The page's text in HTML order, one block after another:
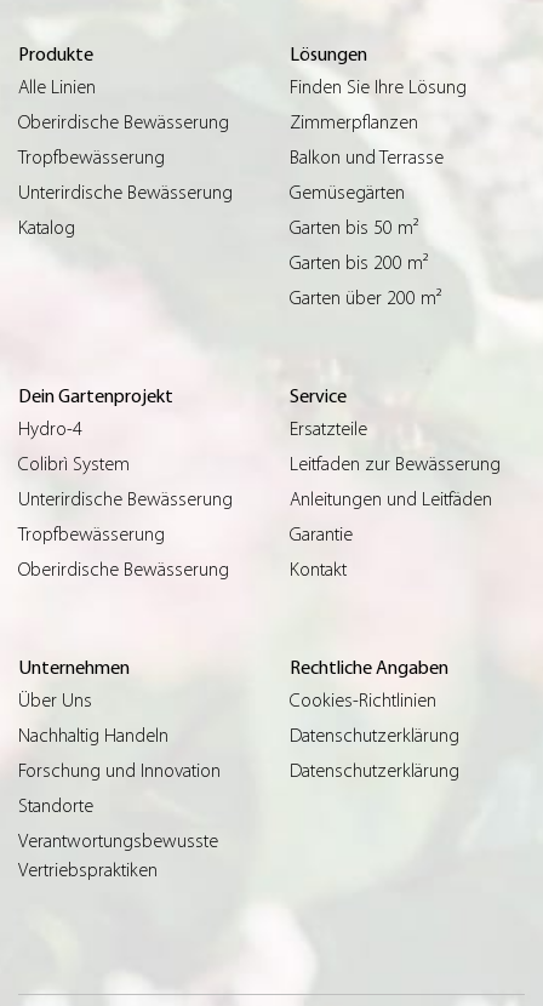
Produkte
Alle Linien
Oberirdische Bewässerung
Tropfbewässerung
Unterirdische Bewässerung
Katalog
Lösungen
Finden Sie Ihre Lösung
Zimmerpflanzen
Balkon und Terrasse
Gemüsegärten
Garten bis 50 m²
Garten bis 200 m²
Garten über 200 m²
Dein Gartenprojekt
Hydro-4
Colibrì System
Unterirdische Bewässerung
Tropfbewässerung
Oberirdische Bewässerung
Service
Ersatzteile
Leitfaden zur Bewässerung
Anleitungen und Leitfäden
Garantie
Kontakt
Unternehmen
Über Uns
Nachhaltig Handeln
Forschung und Innovation
Standorte
Verantwortungsbewusste
Vertriebspraktiken
Rechtliche Angaben
Cookies-Richtlinien
Datenschutzerklärung
Datenschutzerklärung